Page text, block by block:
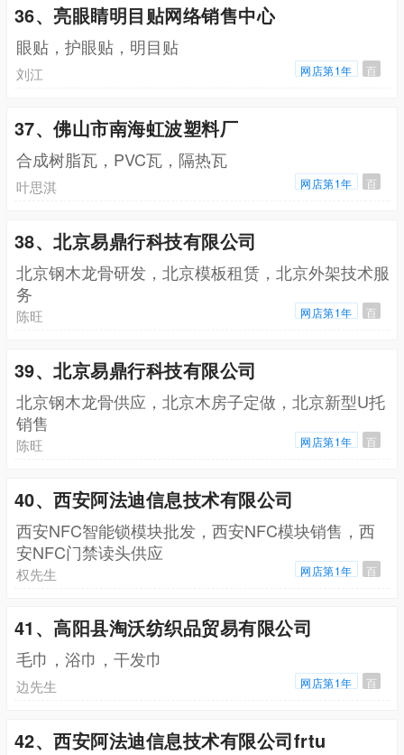
36、亮眼睛明目贴网络销售中心
眼贴，护眼贴，明目贴
刘江 网店第1年 百
37、佛山市南海虹波塑料厂
合成树脂瓦，PVC瓦，隔热瓦
叶思淇 网店第1年 百
38、北京易鼎行科技有限公司
北京钢木龙骨研发，北京模板租赁，北京外架技术服
务
陈旺 网店第1年 百
39、北京易鼎行科技有限公司
北京钢木龙骨供应，北京木房子定做，北京新型U托
销售
陈旺 网店第1年 百
40、西安阿法迪信息技术有限公司
西安NFC智能锁模块批发，西安NFC模块销售，西
安NFC门禁读头供应
权先生 网店第1年 百
41、高阳县淘沃纺织品贸易有限公司
毛巾，浴巾，干发巾
边先生 网店第1年 百
42、西安阿法迪信息技术有限公司frtu